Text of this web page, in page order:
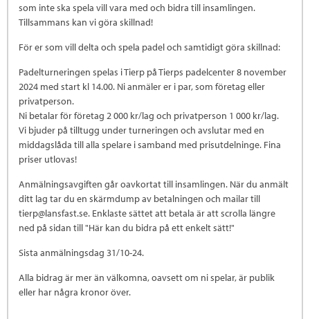
som inte ska spela vill vara med och bidra till insamlingen.
Tillsammans kan vi göra skillnad!
För er som vill delta och spela padel och samtidigt göra skillnad:
Padelturneringen spelas i Tierp på Tierps padelcenter 8 november
2024 med start kl 14.00. Ni anmäler er i par, som företag eller
privatperson.
Ni betalar för företag 2 000 kr/lag och privatperson 1 000 kr/lag.
Vi bjuder på tilltugg under turneringen och avslutar med en
middagslåda till alla spelare i samband med prisutdelninge. Fina
priser utlovas!
Anmälningsavgiften går oavkortat till insamlingen. När du anmält
ditt lag tar du en skärmdump av betalningen och mailar till
tierp@lansfast.se. Enklaste sättet att betala är att scrolla längre
ned på sidan till "Här kan du bidra på ett enkelt sätt!"
Sista anmälningsdag 31/10-24.
Alla bidrag är mer än välkomna, oavsett om ni spelar, är publik
eller har några kronor över.